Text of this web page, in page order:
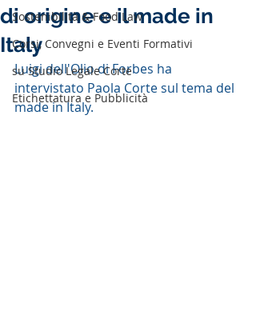
Sostenibilità & Food Law
Corsi, Convegni e Eventi Formativi
su Studio Legale Corte
Etichettatura e Pubblicità
di origine e il made in
Italy
Luigi dell'Olio di Forbes ha
intervistato Paola Corte sul tema del
made in Italy.